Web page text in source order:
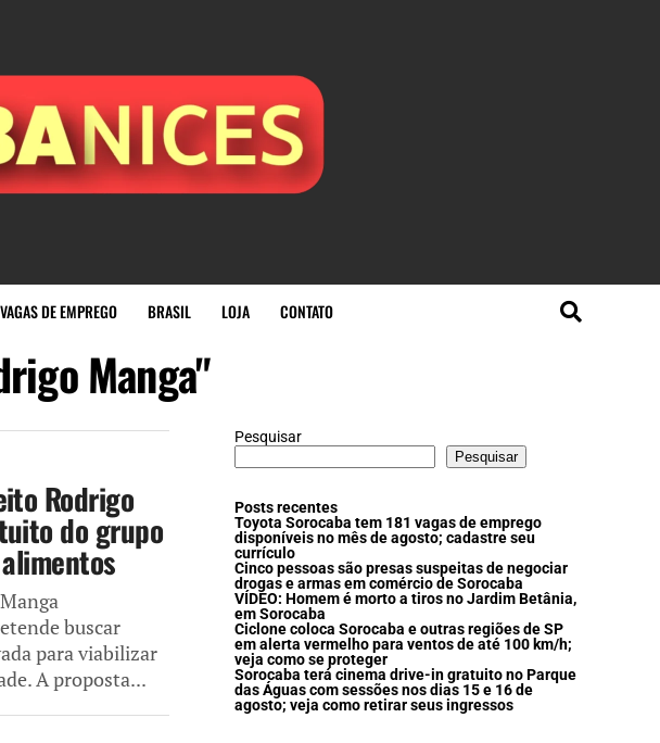
VAGAS DE EMPREGO BRASIL LOJA CONTATO
Manga"
Rodrigo
do grupo
buscar
para viabilizar
A proposta...
Pesquisar
Pesquisar
Posts recentes
Toyota Sorocaba tem 181 vagas de emprego
disponíveis no mês de agosto; cadastre seu
currículo
Cinco pessoas são presas suspeitas de negociar
drogas e armas em comércio de Sorocaba
VÍDEO: Homem é morto a tiros no Jardim Betânia,
em Sorocaba
Ciclone coloca Sorocaba e outras regiões de SP
em alerta vermelho para ventos de até 100 km/h;
veja como se proteger
Sorocaba terá cinema drive-in gratuito no Parque
das Águas com sessões nos dias 15 e 16 de
agosto; veja como retirar seus ingressos